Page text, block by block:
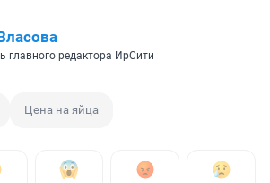
главного редактора ИрСити
Цена на яйца